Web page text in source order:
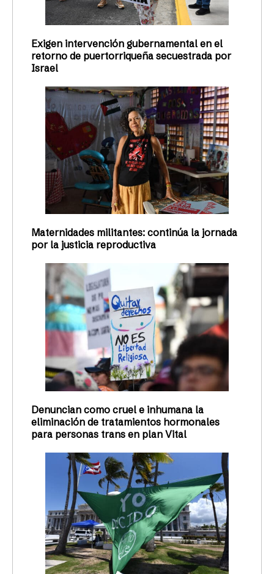
Exigen intervención gubernamental en el
retorno de puertorriqueña secuestrada por
Israel
Maternidades militantes: continúa la jornada
por la justicia reproductiva
Denuncian como cruel e inhumana la
eliminación de tratamientos hormonales
para personas trans en plan Vital